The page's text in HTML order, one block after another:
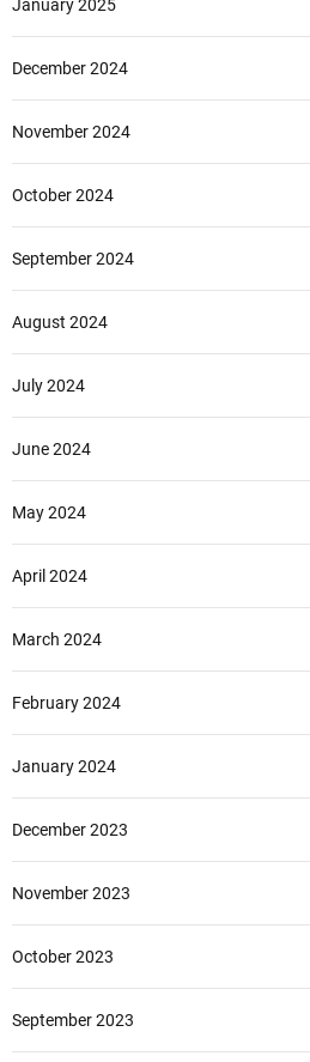
January 2025
December 2024
November 2024
October 2024
September 2024
August 2024
July 2024
June 2024
May 2024
April 2024
March 2024
February 2024
January 2024
December 2023
November 2023
October 2023
September 2023